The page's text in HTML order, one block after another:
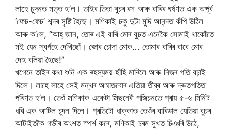
লাহে চুদনত মত্ত হ’ল। তাইৰ তিতা বুচৰ ৰস আৰু বাৰিৰ ঘৰ্ষণত এক অপূৰ্ব
‘ফেচ-ফেচ’ শব্দৰ সৃষ্টি হৈছে। মণিকাই চকু দুটা মুদি আনন্দত কঁপি উঠিল
আৰু ক’লে, “আহ্ জান, তোৰ এই বাৰি মোৰ বুচত এনেকৈ সোমাই থাকোঁতে
মই যেন স্বৰ্গহে দেখিছোঁ। জোৰ চোদা মোক… তোমাৰ বাৰিৰ বাবে মোৰ
দেহ বলিয়া হৈছে!”
খগেনে তাইৰ কথা শুনি এক ৰহস্যময় হাঁহি মাৰিলে আৰু নিজৰ গতি বঢ়াই
দিলে। লাহে লাহে সেই মন্থৰ আঘাতবোৰ এতিয়া তীব্ৰ আৰু দ্ৰুতগতিত
পৰিণত হ’ল। তেওঁ মণিকাক একেটা মিছনেৰী পজিচনতে প্ৰায় ৫-৬ মিনিট
ধৰি এক আটিল চুদন দিলে। প্ৰতিটো ধাক্কাত তেওঁৰ বাৰিডাল যেতিয়া বুচৰ
আটাইতকৈ গভীৰ অংশত স্পৰ্শ কৰে, মণিকাই চৰম সুখত চিঞৰি উঠে,